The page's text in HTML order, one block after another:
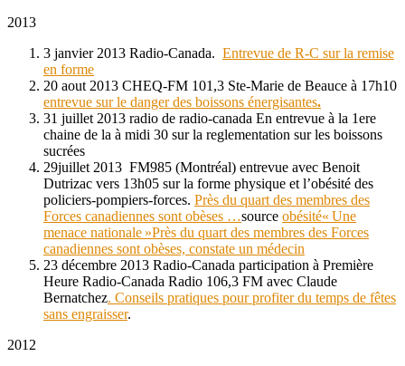
2013
3 janvier 2013 Radio-Canada. Entrevue de R-C sur la remise
en forme
20 aout 2013 CHEQ-FM 101,3 Ste-Marie de Beauce à 17h10
entrevue sur le danger des boissons énergisantes.
31 juillet 2013 radio de radio-canada En entrevue à la 1ere
chaine de la à midi 30 sur la reglementation sur les boissons
sucrées
29juillet 2013 FM985 (Montréal) entrevue avec Benoit
Dutrizac vers 13h05 sur la forme physique et l’obésité des
policiers-pompiers-forces. Près du quart des membres des
Forces canadiennes sont obèses …source obésité« Une
menace nationale »Près du quart des membres des Forces
canadiennes sont obèses, constate un médecin
23 décembre 2013 Radio-Canada participation à Première
Heure Radio-Canada Radio 106,3 FM avec Claude
Bernatchez. Conseils pratiques pour profiter du temps de fêtes
sans engraisser.
2012